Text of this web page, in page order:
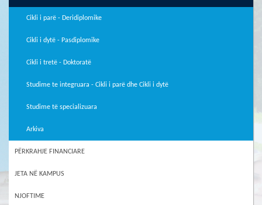
Cikli i parë - Deridiplomike
Cikli i dytë - Pasdiplomike
Cikli i tretë - Doktoratë
Studime te integruara - Cikli i parë dhe Cikli i dytë
Studime të specializuara
Arkiva
PËRKRAHJE FINANCIARE
JETA NË KAMPUS
NJOFTIME